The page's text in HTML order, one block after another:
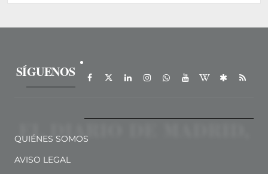
SÍGUENOS
QUIÉNES SOMOS
AVISO LEGAL